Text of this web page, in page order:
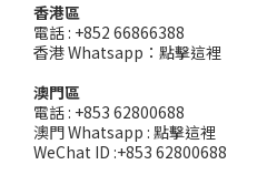
香港區
電話 : +852 66866388
香港 Whatsapp： 點擊這裡
澳門區
電話 : +853 62800688
澳門 Whatsapp : 點擊這裡
WeChat ID :+853 62800688